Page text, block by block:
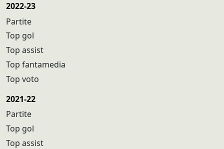
2022-23
Partite
Top gol
Top assist
Top fantamedia
Top voto
2021-22
Partite
Top gol
Top assist